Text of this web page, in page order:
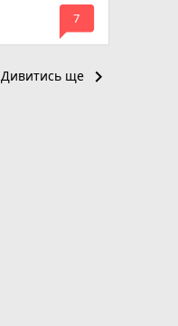
mode_comment
7
Дивитись ще keyboard_arrow_right